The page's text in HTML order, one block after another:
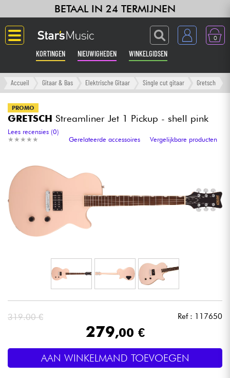
BETAAL IN 24 TERMIJNEN
0
KORTINGEN NIEUWIGHEDEN WINKELGIDSEN
Langue
Versterker & Effecten
Home-studio
Microfoon
Live Sound
Licht
Accueil Gitaar & Bas Elektrische Gitaar Single cut gitaar Gretsch
PROMO
GRETSCH Streamliner Jet 1 Pickup - shell pink
★ ★ ★ ★ ★
★ ★ ★ ★ ★
Lees recensies (0)
Gerelateerde accessoires
Vergelijkbare producten
319.00 € Ref : 117650
279,00 €
AAN WINKELMAND TOEVOEGEN